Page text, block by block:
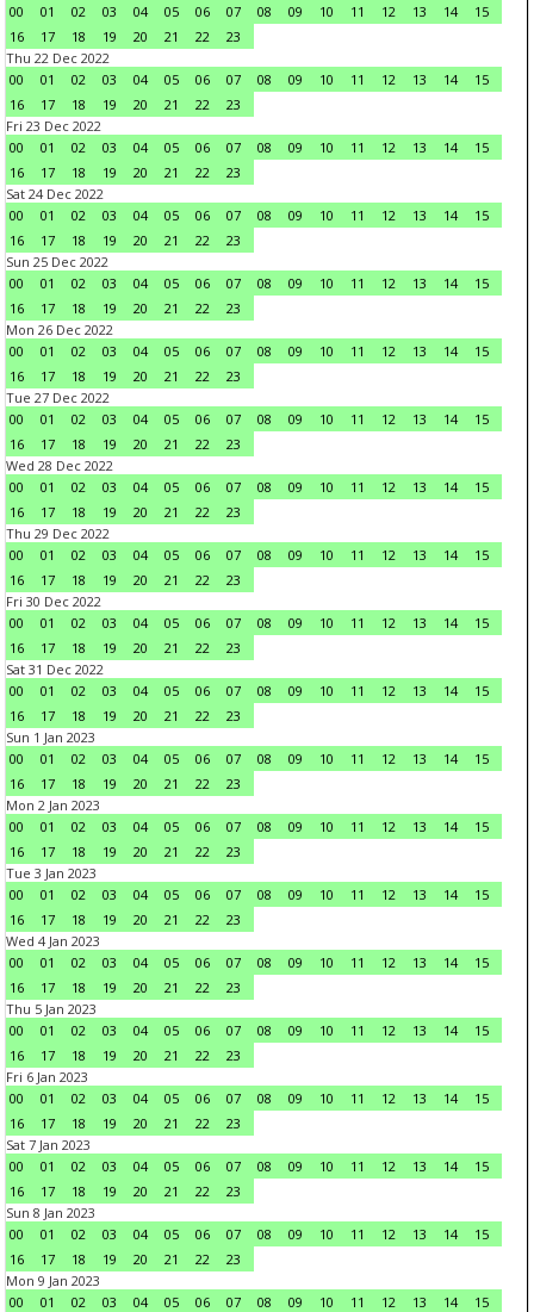
00
01 02 03 04 05 06 07 08 09 10 11 12 13 14
15
16
17 18 19 20 21 22
23
Thu 22 Dec 2022
00
01 02 03 04 05 06 07 08 09 10 11 12 13 14
15
16
17 18 19 20 21 22
23
Fri 23 Dec 2022
00
01 02 03 04 05 06 07 08 09 10 11 12 13 14
15
16
17 18 19 20 21 22
23
Sat 24 Dec 2022
00
01 02 03 04 05 06 07 08 09 10 11 12 13 14
15
16
17 18 19 20 21 22
23
Sun 25 Dec 2022
00
01 02 03 04 05 06 07 08 09 10 11 12 13 14
15
16
17 18 19 20 21 22
23
Mon 26 Dec 2022
00
01 02 03 04 05 06 07 08 09 10 11 12 13 14
15
16
17 18 19 20 21 22
23
Tue 27 Dec 2022
00
01 02 03 04 05 06 07 08 09 10 11 12 13 14
15
16
17 18 19 20 21 22
23
Wed 28 Dec 2022
00
01 02 03 04 05 06 07 08 09 10 11 12 13 14
15
16
17 18 19 20 21 22
23
Thu 29 Dec 2022
00
01 02 03 04 05 06 07 08 09 10 11 12 13 14
15
16
17 18 19 20 21 22
23
Fri 30 Dec 2022
00
01 02 03 04 05 06 07 08 09 10 11 12 13 14
15
16
17 18 19 20 21 22
23
Sat 31 Dec 2022
00
01 02 03 04 05 06 07 08 09 10 11 12 13 14
15
16
17 18 19 20 21 22
23
Sun 1 Jan 2023
00
01 02 03 04 05 06 07 08 09 10 11 12 13 14
15
16
17 18 19 20 21 22
23
Mon 2 Jan 2023
00
01 02 03 04 05 06 07 08 09 10 11 12 13 14
15
16
17 18 19 20 21 22
23
Tue 3 Jan 2023
00
01 02 03 04 05 06 07 08 09 10 11 12 13 14
15
16
17 18 19 20 21 22
23
Wed 4 Jan 2023
00
01 02 03 04 05 06 07 08 09 10 11 12 13 14
15
16
17 18 19 20 21 22
23
Thu 5 Jan 2023
00
01 02 03 04 05 06 07 08 09 10 11 12 13 14
15
16
17 18 19 20 21 22
23
Fri 6 Jan 2023
00
01 02 03 04 05 06 07 08 09 10 11 12 13 14
15
16
17 18 19 20 21 22
23
Sat 7 Jan 2023
00
01 02 03 04 05 06 07 08 09 10 11 12 13 14
15
16
17 18 19 20 21 22
23
Sun 8 Jan 2023
00
01 02 03 04 05 06 07 08 09 10 11 12 13 14
15
16
17 18 19 20 21 22
23
Mon 9 Jan 2023
00
01 02 03 04 05 06 07 08 09 10 11 12 13 14 15